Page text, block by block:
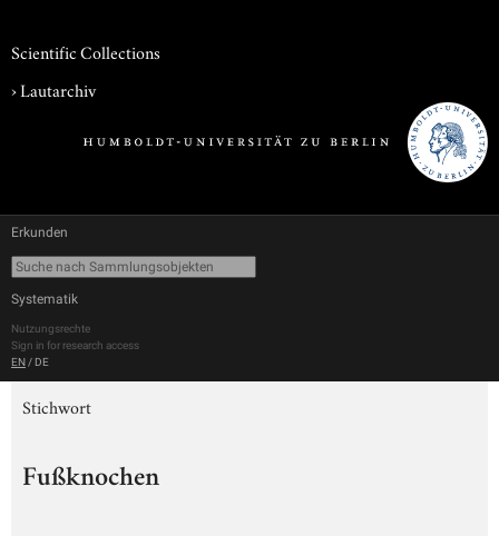
Scientific Collections
›Lautarchiv
Erkunden
Systematik
Nutzungsrechte
Sign in for research access
EN / DE
Stichwort
Fußknochen